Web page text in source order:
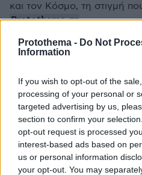
Protothema - Do Not
Information
If you wish to opt-out of the
processing of your personal or
targeted advertising by us,
section to confirm your
opt-out request is processed
interest-based ads based on
us or personal information
your opt-out. You may
Σχετικά Άρθρα
και τον Κόσμο, τη στιγμή
Protothema.gr